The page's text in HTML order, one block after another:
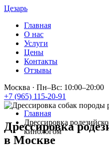
Цезарь
Главная
О нас
Услуги
Цены
Контакты
Отзывы
Москва · Пн–Вс: 10:00–20:00
+7 (965) 115-20-91
Главная
Дрессировка
кинологом
Дрессировка
в Москве